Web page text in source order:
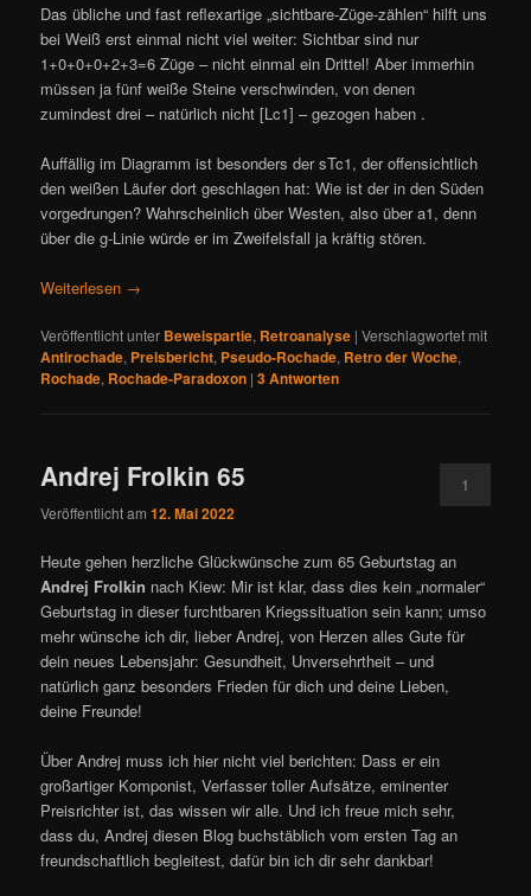
Das übliche und fast reflexartige „sichtbare-Züge-zählen“ hilft uns
bei Weiß erst einmal nicht viel weiter: Sichtbar sind nur
1+0+0+0+2+3=6 Züge – nicht einmal ein Drittel! Aber immerhin
müssen ja fünf weiße Steine verschwinden, von denen
zumindest drei – natürlich nicht [Lc1] – gezogen haben .
Auffällig im Diagramm ist besonders der sTc1, der offensichtlich
den weißen Läufer dort geschlagen hat: Wie ist der in den Süden
vorgedrungen? Wahrscheinlich über Westen, also über a1, denn
über die g-Linie würde er im Zweifelsfall ja kräftig stören.
Weiterlesen →
Veröffentlicht unter Beweispartie, Retroanalyse |Verschlagwortet mit
Antirochade, Preisbericht, Pseudo-Rochade, Retro der Woche,
Rochade, Rochade-Paradoxon |3Antworten
Andrej Frolkin 65
Veröffentlicht am12. Mai 2022
1
Heute gehen herzliche Glückwünsche zum 65 Geburtstag an
Andrej Frolkin nach Kiew: Mir ist klar, dass dies kein „normaler“
Geburtstag in dieser furchtbaren Kriegssituation sein kann; umso
mehr wünsche ich dir, lieber Andrej, von Herzen alles Gute für
dein neues Lebensjahr: Gesundheit, Unversehrtheit – und
natürlich ganz besonders Frieden für dich und deine Lieben,
deine Freunde!
Über Andrej muss ich hier nicht viel berichten: Dass er ein
großartiger Komponist, Verfasser toller Aufsätze, eminenter
Preisrichter ist, das wissen wir alle. Und ich freue mich sehr,
dass du, Andrej diesen Blog buchstäblich vom ersten Tag an
freundschaftlich begleitest, dafür bin ich dir sehr dankbar!